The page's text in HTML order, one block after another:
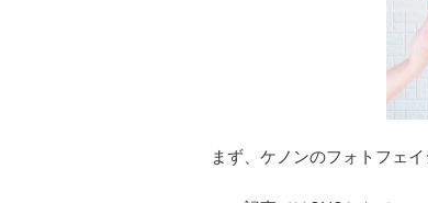
まず、ケノンのフォトフェ